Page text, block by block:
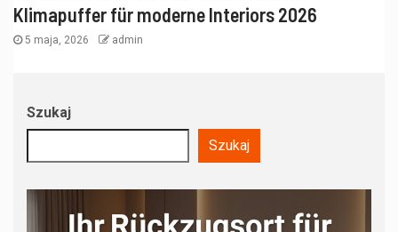
Klimapuffer für moderne Interiors 2026
5 maja, 2026 admin
Szukaj
Szukaj